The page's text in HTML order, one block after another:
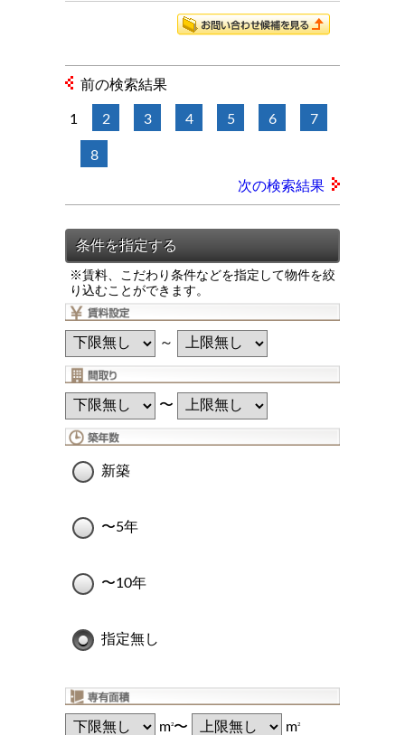
前の検索結果
1 2 3 4 5 6 7
8
次の検索結果
※賃料、こだわり条件などを指定して物件を絞
り込むことができます。
～
〜
新築
〜5年
〜10年
指定無し
m2〜 m2